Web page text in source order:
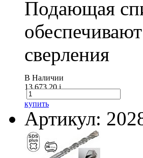
Подающая
сверления
В Наличии
13 673.20i
купить
Артикул: